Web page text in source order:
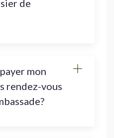
de
mon
rendez-vous